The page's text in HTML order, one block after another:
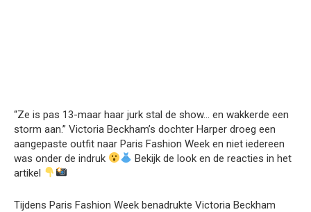
“Ze is pas 13-maar haar jurk stal de show… en wakkerde een
storm aan.” Victoria Beckham’s dochter Harper droeg een
aangepaste outfit naar Paris Fashion Week en niet iedereen
was onder de indruk
Bekijk de look en de reacties in het
artikel
Tijdens Paris Fashion Week benadrukte Victoria Beckham